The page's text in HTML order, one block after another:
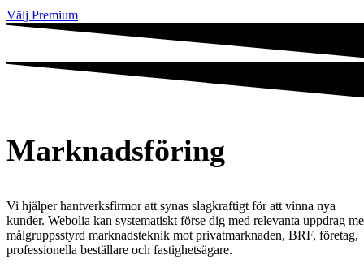
Välj Premium
Marknadsföring
Vi hjälper hantverksfirmor att synas slagkraftigt för att vinna nya
kunder. Webolia kan systematiskt förse dig med relevanta uppdrag
målgruppsstyrd marknadsteknik mot privatmarknaden, BRF, företag,
professionella beställare och fastighetsägare.